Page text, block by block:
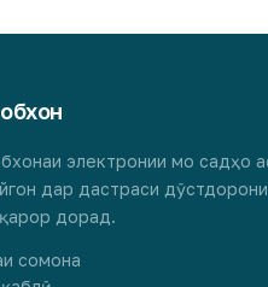
электронии мо садҳо
дар дастраси дӯстдорони
дорад.
сомона